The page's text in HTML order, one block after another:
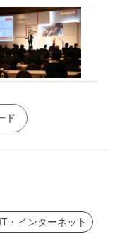
ド
・インターネット